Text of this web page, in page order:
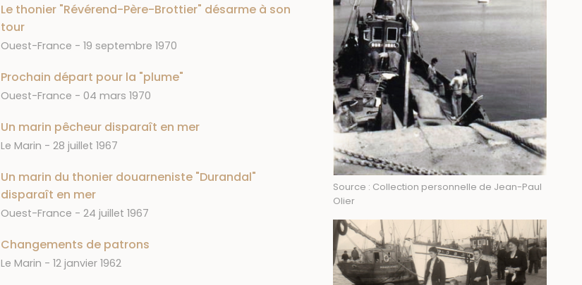
Le thonier "Révérend-Père-Brottier" désarme à son
tour
Journal
Ouest-France Date
19 septembre 1970
Prochain départ pour la "plume"
Journal
Ouest-France Date
04 mars 1970
Un marin pêcheur disparaît en mer
Journal
Le Marin Date
28 juillet 1967
Un marin du thonier douarneniste "Durandal"
disparaît en mer
Journal
Ouest-France Date
24 juillet 1967
Changements de patrons
Journal
Le Marin Date
12 janvier 1962
Source : Collection personnelle de Jean-Paul
Olier